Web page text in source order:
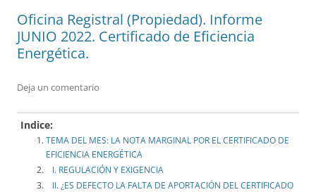
Oficina Registral (Propiedad). Informe
JUNIO 2022. Certificado de Eficiencia
Energética.
Deja un comentario
Indice:
TEMA DEL MES: LA NOTA MARGINAL POR EL CERTIFICADO DE
EFICIENCIA ENERGÉTICA
I. REGULACIÓN Y EXIGENCIA
II. ¿ES DEFECTO LA FALTA DE APORTACIÓN DEL CERTIFICADO